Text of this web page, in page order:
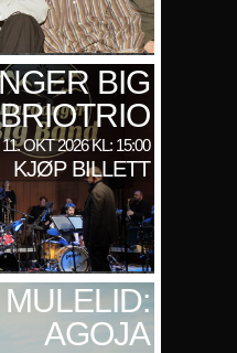
BIG
OKT 2026 KL: 15:00
KJØP BILLETT
AGOJA